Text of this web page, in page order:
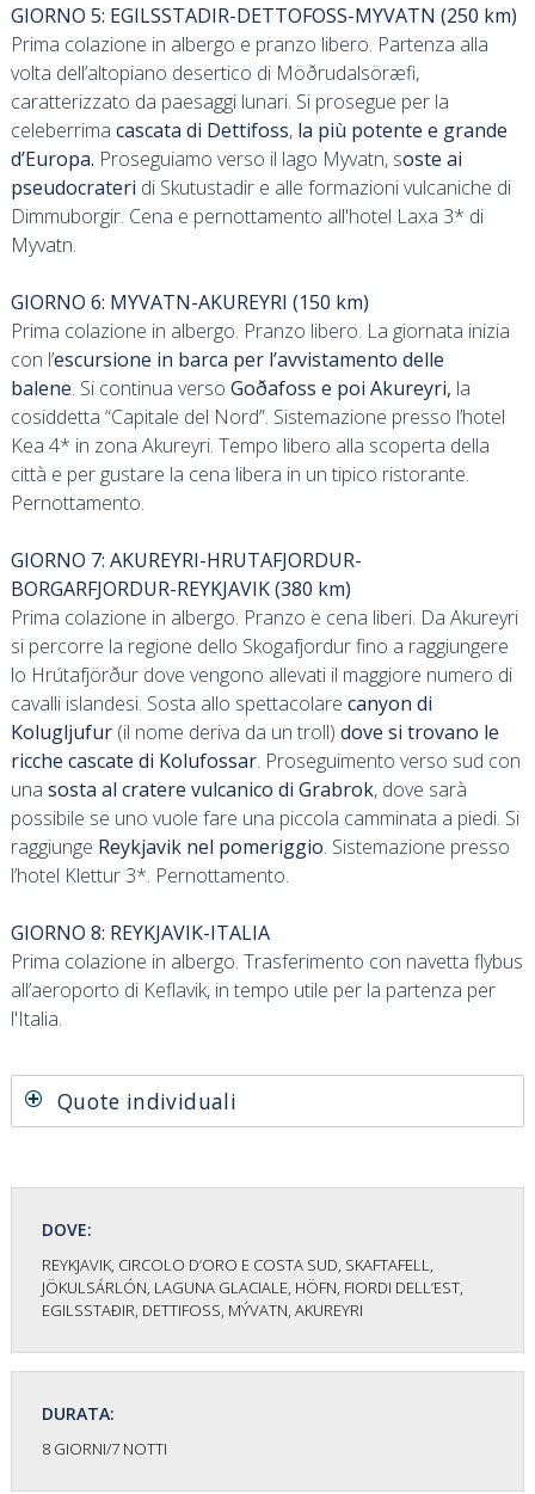
GIORNO 5: EGILSSTADIR-DETTOFOSS-MYVATN (250 km)
Prima colazione in albergo e pranzo libero. Partenza alla
volta dell’altopiano desertico di Möðrudalsöræfi,
caratterizzato da paesaggi lunari. Si prosegue per la
celeberrima cascata di Dettifoss, la più potente e grande
d’Europa. Proseguiamo verso il lago Myvatn, soste ai
pseudocrateri di Skutustadir e alle formazioni vulcaniche di
Dimmuborgir. Cena e pernottamento all'hotel Laxa 3* di
Myvatn.
GIORNO 6: MYVATN-AKUREYRI (150 km)
Prima colazione in albergo. Pranzo libero. La giornata inizia
con l’escursione in barca per l’avvistamento delle
balene. Si continua verso Goðafoss e poi Akureyri, la
cosiddetta “Capitale del Nord”. Sistemazione presso l’hotel
Kea 4* in zona Akureyri. Tempo libero alla scoperta della
città e per gustare la cena libera in un tipico ristorante.
Pernottamento.
GIORNO 7: AKUREYRI-HRUTAFJORDUR-
BORGARFJORDUR-REYKJAVIK (380 km)
Prima colazione in albergo. Pranzo e cena liberi. Da Akureyri
si percorre la regione dello Skogafjordur fino a raggiungere
lo Hrútafjörður dove vengono allevati il maggiore numero di
cavalli islandesi. Sosta allo spettacolare canyon di
Kolugljufur (il nome deriva da un troll) dove si trovano le
ricche cascate di Kolufossar. Proseguimento verso sud con
una sosta al cratere vulcanico di Grabrok, dove sarà
possibile se uno vuole fare una piccola camminata a piedi. Si
raggiunge Reykjavik nel pomeriggio. Sistemazione presso
l’hotel Klettur 3*. Pernottamento.
GIORNO 8: REYKJAVIK-ITALIA
Prima colazione in albergo. Trasferimento con navetta flybus
all’aeroporto di Keflavik, in tempo utile per la partenza per
l'Italia.
Quote individuali
DOVE:
REYKJAVIK, CIRCOLO D’ORO E COSTA SUD, SKAFTAFELL,
JÖKULSÁRLÓN, LAGUNA GLACIALE, HÖFN, FIORDI DELL’EST,
EGILSSTAÐIR, DETTIFOSS, MÝVATN, AKUREYRI
DURATA:
8 GIORNI/7 NOTTI